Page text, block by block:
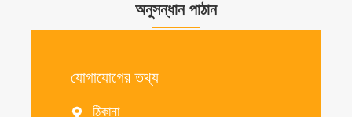
অনুসন্ধান পাঠান
যোগাযোগের তথ্য
 ঠিকানা